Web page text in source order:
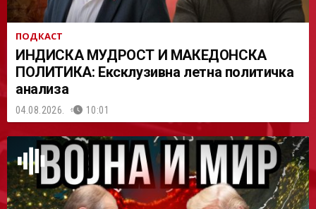
ПОДКАСТ
ИНДИСКА МУДРОСТ И МАКЕДОНСКА
ПОЛИТИКА: Ексклузивна летна политичка
анализа
04.08.2026. 10:01